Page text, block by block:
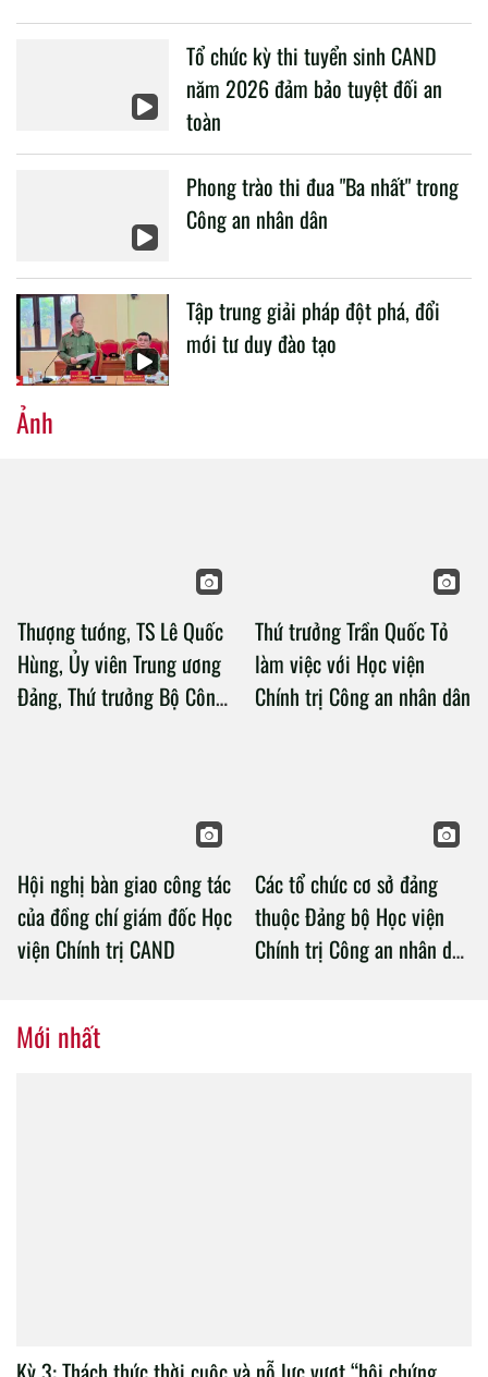
liên quan đến công tác giáo dục và đào tạo của lực lượng
Tổ chức kỳ thi tuyển sinh CAND
năm 2026 đảm bảo tuyệt đối an
toàn
Phong trào thi đua "Ba nhất" trong
Công an nhân dân
Tập trung giải pháp đột phá, đổi
mới tư duy đào tạo
Ảnh
Thượng tướng, TS Lê Quốc
Hùng, Ủy viên Trung ương
Đảng, Thứ trưởng Bộ Công
Thứ trưởng Trần Quốc Tỏ
làm việc với Học viện
Chính trị Công an nhân dân
Hội nghị bàn giao công tác
của đồng chí giám đốc Học
viện Chính trị CAND
Các tổ chức cơ sở đảng
thuộc Đảng bộ Học viện
Chính trị Công an nhân dân
Mới nhất